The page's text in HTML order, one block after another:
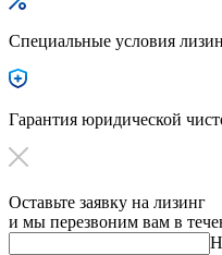
Специальные условия
Гарантия юридической
Оставьте заявку на лизинг
и мы перезвоним вам в